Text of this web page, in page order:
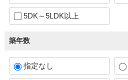
5DK～5LDK以上
築年数
指定なし